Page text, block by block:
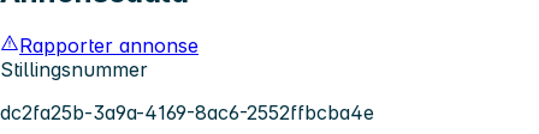
Rapporter annonse
Stillingsnummer
dc2fa25b-3a9a-4169-8ac6-2552ffbcba4e